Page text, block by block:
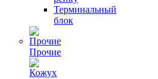
Терминальный
блок
Прочие